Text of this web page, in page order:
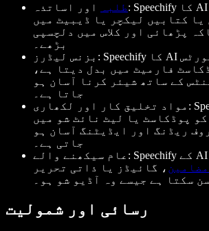
طلبہ
اور اساتذہ: Speechify کا AI پوڈکاسٹ فیچر
یا کتابیں لیکچر یا ڈیبیٹ میں
پڑھائی اور کلاس میں دلچسپی
بڑھے۔
بزنس لیڈرز: Speechify کا AI پوڈکاسٹ فیچر رپورٹس
فارمیٹ میں بدل دیتا ہے،
کے ساتھ شیئر کرنا آسان ہو
جاتا ہے۔
مواد تخلیق کار اور لکھاری: Speechify کا فیچر
کو پوڈکاسٹ یا لیٹ نائٹ شو میں
ریڈنگ اور ایڈیٹنگ آسان ہو
جاتی ہے۔
عام سیکھنے والے: Speechify کے AI پوڈکاسٹ کے
مضامین ، گائیڈز یا ذاتی تحریر
سکتا ہے جیسے وہ آڈیو شو ہو۔
رسائی اور شمولیت